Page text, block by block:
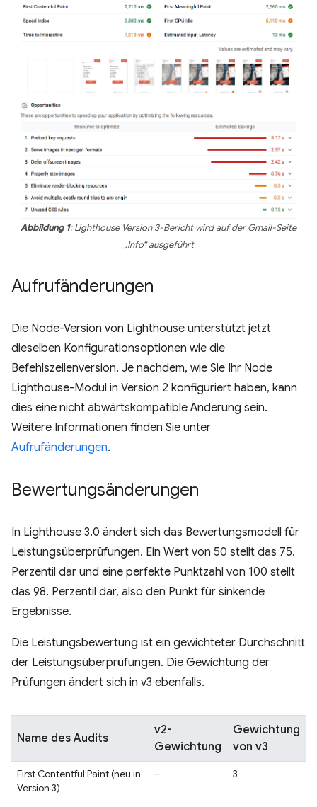
Abbildung 1: Lighthouse Version 3-Bericht wird auf der Gmail-Seite
„Info“ ausgeführt
Aufrufänderungen
Die Node-Version von Lighthouse unterstützt jetzt
dieselben Konfigurationsoptionen wie die
Befehlszeilenversion. Je nachdem, wie Sie Ihr Node
Lighthouse-Modul in Version 2 konfiguriert haben, kann
dies eine nicht abwärtskompatible Änderung sein.
Weitere Informationen finden Sie unter
Aufrufänderungen.
Bewertungsänderungen
In Lighthouse 3.0 ändert sich das Bewertungsmodell für
Leistungsüberprüfungen. Ein Wert von 50 stellt das 75.
Perzentil dar und eine perfekte Punktzahl von 100 stellt
das 98. Perzentil dar, also den Punkt für sinkende
Ergebnisse.
Die Leistungsbewertung ist ein gewichteter Durchschnitt
der Leistungsüberprüfungen. Die Gewichtung der
Prüfungen ändert sich in v3 ebenfalls.
Name des Audits
v2-
Gewichtung
Gewichtung
von v3
First Contentful Paint (neu in
Version 3)
– 3